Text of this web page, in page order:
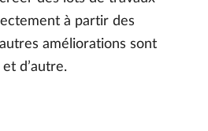
à partir des
améliorations sont
d’autre.